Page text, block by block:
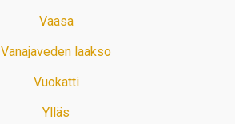
Vaasa
Vanajaveden laakso
Vuokatti
Ylläs